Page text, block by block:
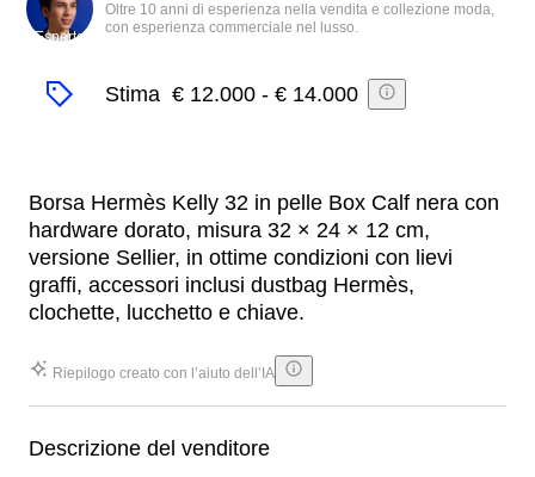
Esperto
Oltre 10 anni di esperienza nella vendita e collezione moda,
con esperienza commerciale nel lusso.
Stima € 12.000 - € 14.000
Borsa Hermès Kelly 32 in pelle Box Calf nera con
hardware dorato, misura 32 × 24 × 12 cm,
versione Sellier, in ottime condizioni con lievi
graffi, accessori inclusi dustbag Hermès,
clochette, lucchetto e chiave.
Riepilogo creato con l’aiuto dell’IA
Descrizione del venditore